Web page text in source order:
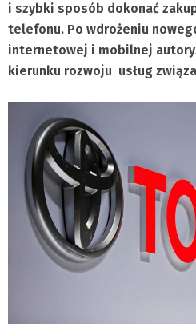
i szybki sposób dokonać
telefonu. Po wdrożeniu
internetowej i mobilnej
kierunku rozwoju usług